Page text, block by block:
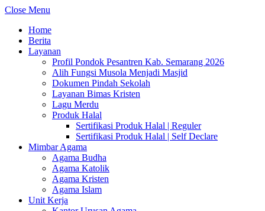
Close Menu
Home
Berita
Layanan
Profil Pondok Pesantren Kab. Semarang 2026
Alih Fungsi Musola Menjadi Masjid
Dokumen Pindah Sekolah
Layanan Bimas Kristen
Lagu Merdu
Produk Halal
Sertifikasi Produk Halal | Reguler
Sertifikasi Produk Halal | Self Declare
Mimbar Agama
Agama Budha
Agama Katolik
Agama Kristen
Agama Islam
Unit Kerja